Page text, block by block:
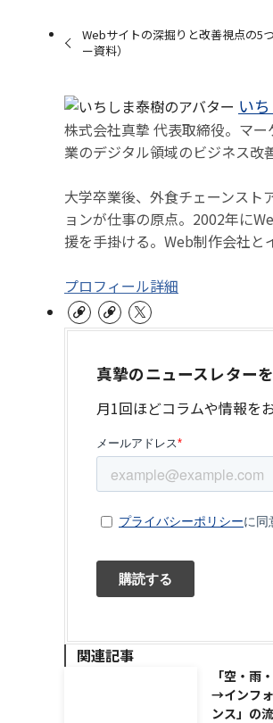
Webサイトの深掘りと改善視点の5
ー資料）
い
株式会社真摯 代表取締役。マ
業のデジタル領域のビジネス改
大学卒業後、外食チェーンスト
ョンが仕事の原点。2002年に
援を手掛ける。Web制作会社と
プロフィール詳細
真摯のニュースレター
月1回ほどコラムや情報を
関連記事
「空・雨
→インフ
ンス」の